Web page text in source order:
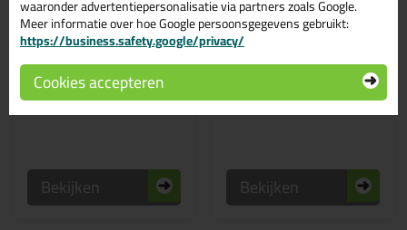
Seal-It 450 Pur Cleaner
Professionele pur reiniger
6,97
Bekijken
illbruck AA291 Adapter
Smeerspray
Smeer/beschermingsmiddel
6,29
Bekijken
waaronder advertentiepersonalisatie via partners zoals Google.
Meer informatie over hoe Google persoonsgegevens gebruikt:
https://business.safety.google/privacy/
Cookies accepteren